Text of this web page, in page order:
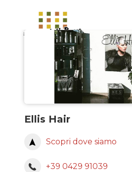
Ellis Hair
Scopri dove siamo
+39 0429 91039